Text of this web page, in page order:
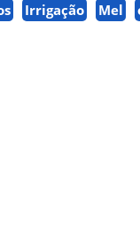
Irrigação Mel